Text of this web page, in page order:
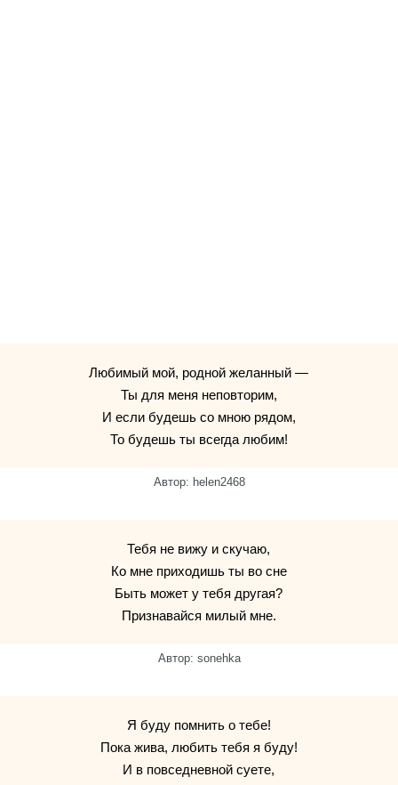
Любимый мой, родной желанный —
Ты для меня неповторим,
И если будешь со мною рядом,
То будешь ты всегда любим!
Автор: helen2468
Тебя не вижу и скучаю,
Ко мне приходишь ты во сне
Быть может у тебя другая?
Признавайся милый мне.
Автор: sonehka
Я буду помнить о тебе!
Пока жива, любить тебя я буду!
И в повседневной суете,